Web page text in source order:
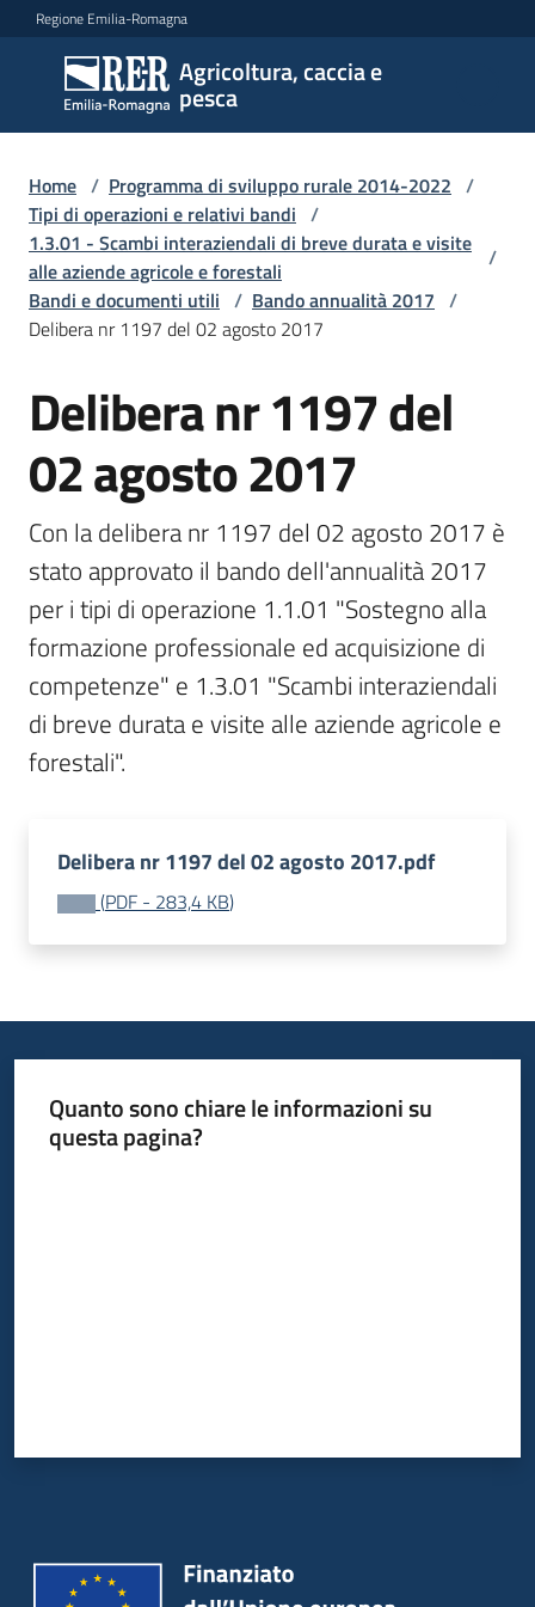
Vai al contenuto
Vai alla navigazione
Vai al footer
Regione Emilia-Romagna
Agricoltura, caccia e
pesca
Agricoltura,
caccia e
pesca
Argomenti
Novità
Servizi
Leggi
atti
bandi
Menu selezionato
Piani
programmi
progetti
cifre
su
Home / Programma di sviluppo rurale 2014-2022 /
Tipi di operazioni e relativi bandi /
1.3.01 - Scambi interaziendali di breve durata e visite
alle aziende agricole e forestali
/
Bandi e documenti utili / Bando annualità 2017 /
Delibera nr 1197 del 02 agosto 2017
Delibera nr 1197 del
02 agosto 2017
Con la delibera nr 1197 del 02 agosto 2017 è
stato approvato il bando dell'annualità 2017
per i tipi di operazione 1.1.01 "Sostegno alla
formazione professionale ed acquisizione di
competenze" e 1.3.01 "Scambi interaziendali
di breve durata e visite alle aziende agricole e
forestali".
Delibera nr 1197 del 02 agosto 2017.pdf
(PDF - 283,4 KB)
Quanto sono chiare le informazioni su
questa pagina?